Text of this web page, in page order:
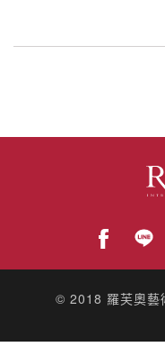
© 2018 羅芙奧藝